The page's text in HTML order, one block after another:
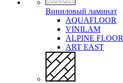
Виниловый ламинат
AQUAFLOOR
VINILAM
ALPINE FLOOR
ART EAST